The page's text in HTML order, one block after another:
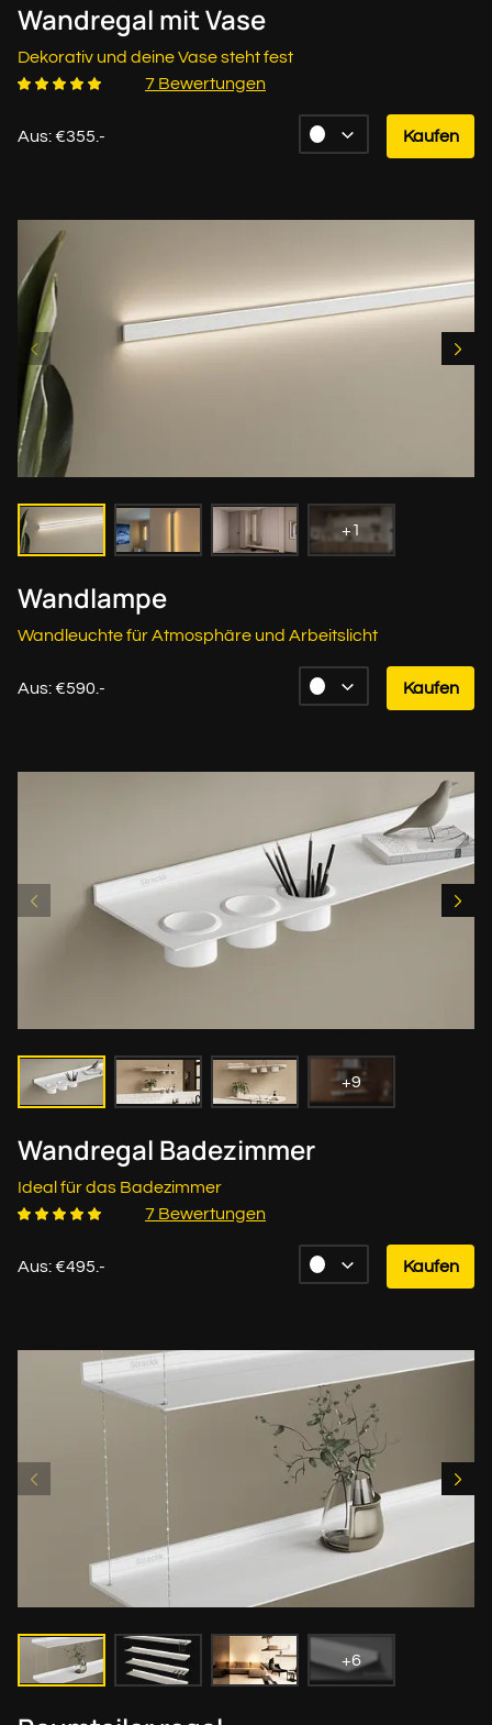
Wandregal mit Vase
Dekorativ und deine Vase steht fest
7 Bewertungen
Aus: €355.- Kaufen
+1
Wandlampe
Wandleuchte für Atmosphäre und Arbeitslicht
Aus: €590.- Kaufen
+9
Wandregal Badezimmer
Ideal für das Badezimmer
7 Bewertungen
Aus: €495.- Kaufen
+6